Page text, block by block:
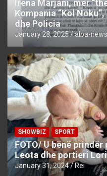
Irena Marjani, mer
Kompania “Kol
dhe Policia
January 28, 2025 alba-news
SHOWBIZ SPORT
FOTO/ U bënë
Leota dhe portieri
January 31, 2024 Rei